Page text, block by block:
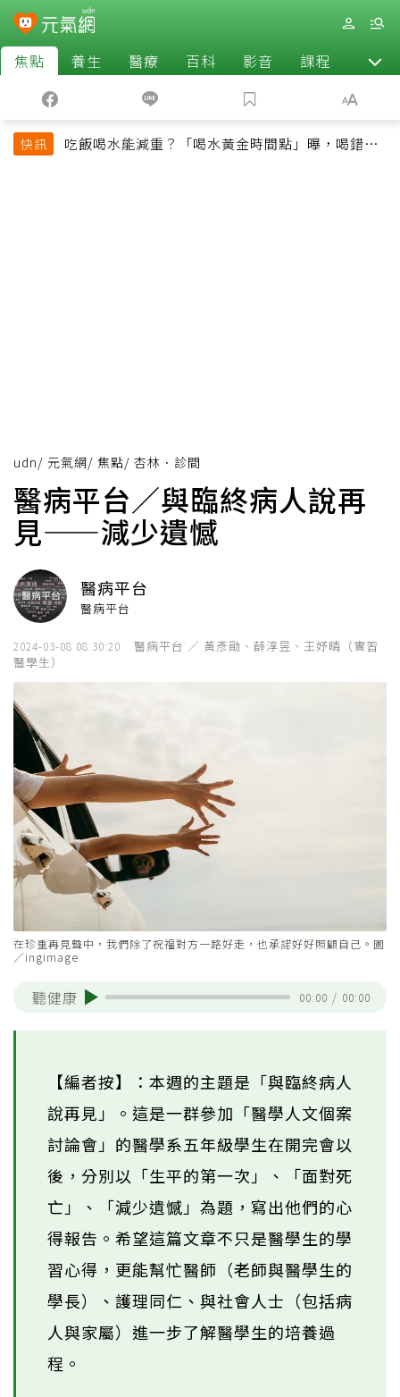
焦點 養生 醫療 百科 影音 課程 退休
快訊
吃飯喝水能減重？「喝水黃金時間點」曝，喝錯時
udn/ 元氣網/ 焦點/ 杏林．診間
醫病平台／與臨終病人說再
見——減少遺憾
醫病平台
醫病平台
2024-03-08 08:30:20
醫病平台 ／ 黃彥勛、薛淳昱、王妤晴（實習
醫學生）
在珍重再見聲中，我們除了祝福對方一路好走，也承諾好好照顧自己。圖
／ingimage
聽健康 00:00 / 00:00
【編者按】：本週的主題是「與臨終病人
說再見」。這是一群參加「醫學人文個案
討論會」的醫學系五年級學生在開完會以
後，分別以「生平的第一次」、「面對死
亡」、「減少遺憾」為題，寫出他們的心
得報告。希望這篇文章不只是醫學生的學
習心得，更能幫忙醫師（老師與醫學生的
學長）、護理同仁、與社會人士（包括病
人與家屬）進一步了解醫學生的培養過
程。